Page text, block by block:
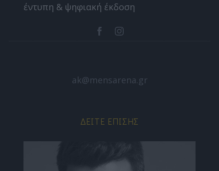
έντυπη & ψηφιακή έκδοση
ak@mensarena.gr
ΔΕΊΤΕ ΕΠΊΣΗΣ